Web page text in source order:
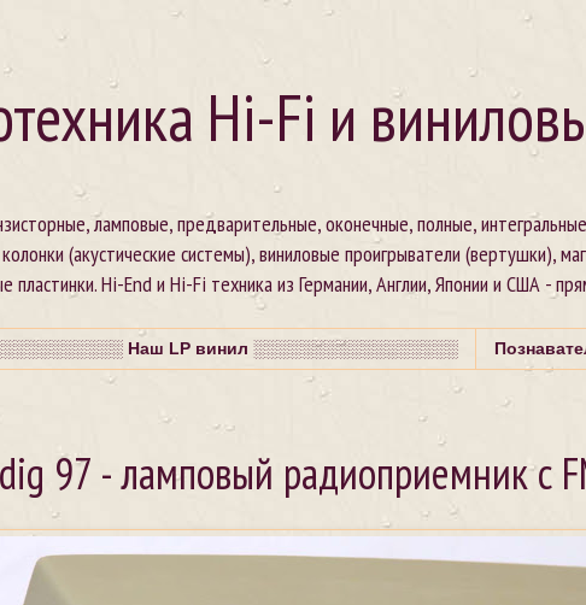
Hi-Fi и
ламповые, предварительные, оконечные, полные,
(акустические системы), виниловые проигрыватели (вертушки),
Hi-End и Hi-Fi техника из Германии, Англии, Японии и США -
Наш LP винил ░░░░░░░░░░░░░░░░░
97 - ламповый радиоприемник с